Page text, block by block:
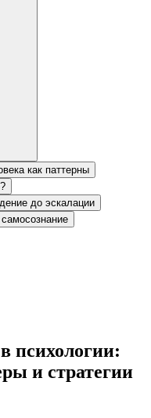
как паттерны
до эскалации
психологии:
и стратегии